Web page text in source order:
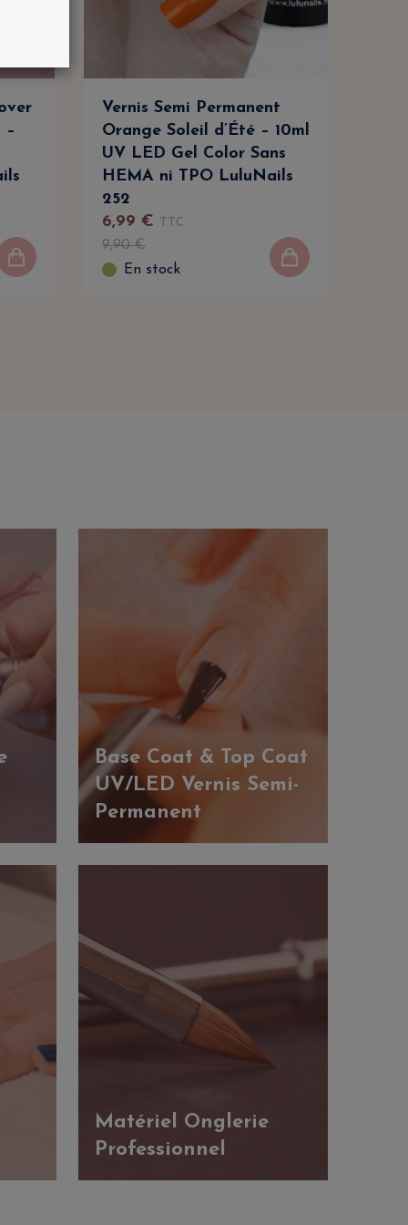
–
Vernis Semi Permanent
Orange Soleil d’Été – 10ml
UV LED Gel Color Sans
HEMA ni TPO LuluNails
252
6,99 € TTC
9,90€
En stock
Base Coat & Top Coat
UV/LED Vernis Semi-
Permanent
Matériel Onglerie
Professionnel